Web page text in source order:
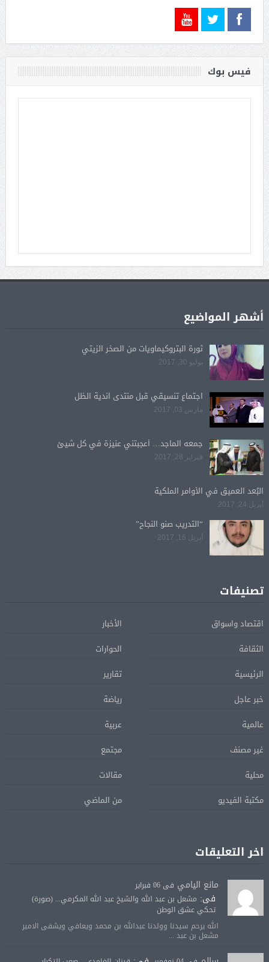
فيس بوك
أشهر المواضيع
ثورة البتروكيماويات من الصخر الزيتي
يوليو 30, 2017
اجتماع تنسيقي قبل منتدى اندية الظل
مارس 03, 2017
جمعه الماجد… أعجبتني عنيزة في كل شيئ
فبراير 28, 2017
البُعد العميق في الأوامر الملكية
أبريل 24, 2017
“التدريب صنو النجاح”
أبريل 16, 2017
تصنيفات
اقتصاد واسواق
الأخبار
الثقافة
الحوارات
الرئيسية
تقارير
خبر عاجل
رياضة
عالمية
عربية
غير مصنف
مجتمع
محلية
مقالات
مكتبة الفيديو
من الماضي
اخر التعليقات
مانع اليامي فى 06 فبراير
فى: مشعل بن عبد الله والشيخ عبد الله المكرمي... (صورة)
تحكي عشق الوطن
الله يرحم سيدنا وولدنا عبدالله بن محمد ويعافي ويشفى الامير
مشعل بن عبد ...